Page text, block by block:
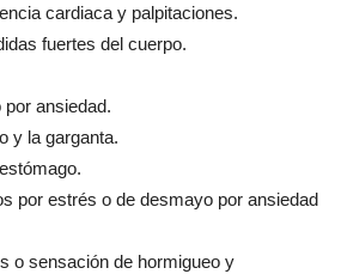
cardiaca y palpitaciones.
fuertes del cuerpo.
ansiedad.
y la garganta.
por estrés o de desmayo por ansiedad
o sensación de hormigueo y